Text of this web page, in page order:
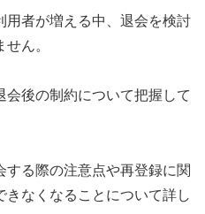
用者が増える中、退会を検討
ん。
後の制約について把握して
る際の注意点や再登録に関
なくなることについて詳し